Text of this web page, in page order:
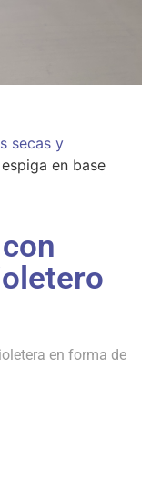
secas y
en base
en forma de